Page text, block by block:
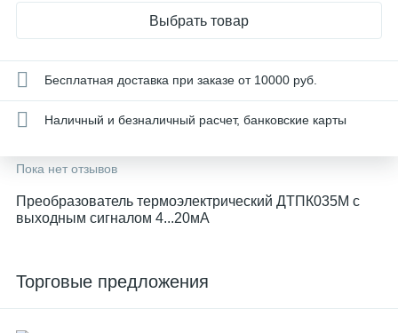
Выбрать товар
Бесплатная доставка при заказе от 10000 руб.
Наличный и безналичный расчет, банковские карты
Пока нет отзывов
Преобразователь термоэлектрический ДТПК035М с
выходным сигналом 4...20мА
Торговые предложения